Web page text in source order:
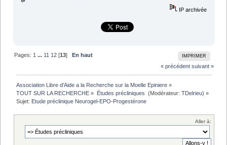
IP archivée
IMPRIMER
Pages: 1 ... 11 12 [13]
En haut
« précédent suivant »
Association Libre d'Aide a la Recherche sur la Moelle Epiniere »
TOUT SUR LA RECHERCHE » Études précliniques (Modérateur: TDelrieu) »
Sujet: Etude préclinique Neurogel-EPO-Progestérone
Aller à: